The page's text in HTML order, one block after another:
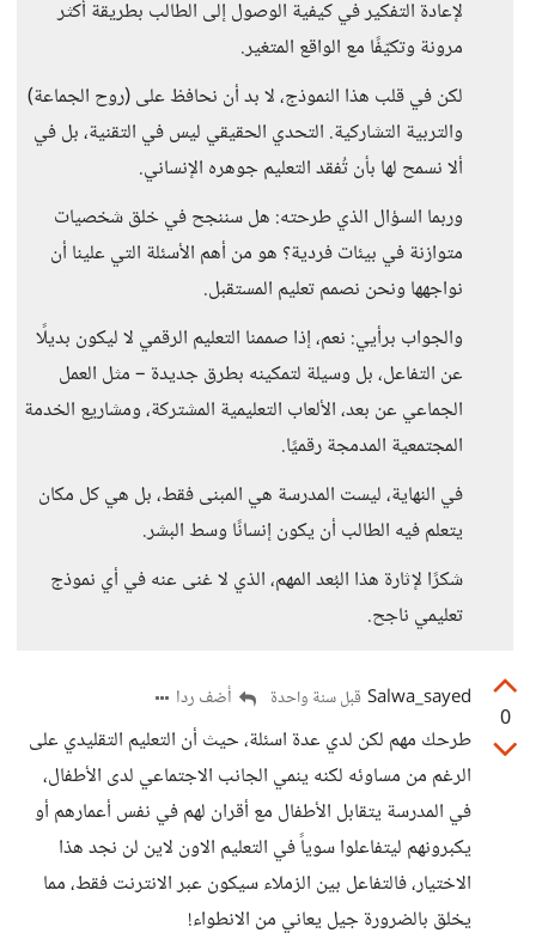
لإعادة التفكير في كيفية الوصول إلى الطالب بطريقة أكثر
مرونة وتكيّفًا مع الواقع المتغير.
لكن في قلب هذا النموذج، لا بد أن نحافظ على (روح الجماعة)
والتربية التشاركية. التحدي الحقيقي ليس في التقنية، بل في
ألا نسمح لها بأن تُفقد التعليم جوهره الإنساني.
وربما السؤال الذي طرحته: هل سننجح في خلق شخصيات
متوازنة في بيئات فردية؟ هو من أهم الأسئلة التي علينا أن
نواجهها ونحن نصمم تعليم المستقبل.
والجواب برأيي: نعم، إذا صممنا التعليم الرقمي لا ليكون بديلًا
عن التفاعل، بل وسيلة لتمكينه بطرق جديدة – مثل العمل
الجماعي عن بعد، الألعاب التعليمية المشتركة، ومشاريع الخدمة
المجتمعية المدمجة رقميًا.
في النهاية، ليست المدرسة هي المبنى فقط، بل هي كل مكان
يتعلم فيه الطالب أن يكون إنسانًا وسط البشر.
شكرًا لإثارة هذا البُعد المهم، الذي لا غنى عنه في أي نموذج
تعليمي ناجح.
0
Salwa_sayed قبل سنة واحدة أضف ردا
طرحك مهم لكن لدي عدة اسئلة، حيث أن التعليم التقليدي على
الرغم من مساوئه لكنه ينمي الجانب الاجتماعي لدى الأطفال،
في المدرسة يتقابل الأطفال مع أقران لهم في نفس أعمارهم أو
يكبرونهم ليتفاعلوا سوياً في التعليم الاون لاين لن نجد هذا
الاختيار، فالتفاعل بين الزملاء سيكون عبر الانترنت فقط، مما
يخلق بالضرورة جيل يعاني من الانطواء!